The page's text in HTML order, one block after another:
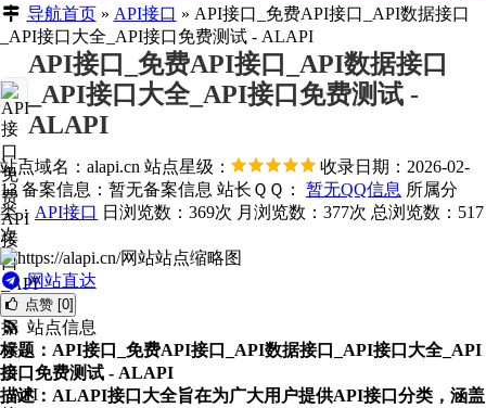
导航首页» API接口 » API接口_免费API接口_API数据接口
_API接口大全_API接口免费测试 - ALAPI
API接口_免费API接口_API数据接口
_API接口大全_API接口免费测试 -
ALAPI
站点域名：alapi.cn 站点星级：
收录日期：2026-02-
13 备案信息： 暂无备案信息 站长ＱＱ： 暂无QQ信息 所属分
类： API接口 日浏览数：369次 月浏览数：377次 总浏览数：517
次
网站直达
点赞 [0]
站点信息
标题：API接口_免费API接口_API数据接口_API接口大全_API
接口免费测试 - ALAPI
描述：ALAPI接口大全旨在为广大用户提供API接口分类，涵盖